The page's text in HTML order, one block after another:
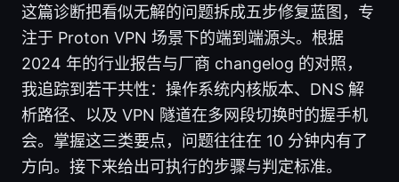
这篇诊断把看似无解的问题拆成五步修复蓝图，专
注于 Proton VPN 场景下的端到端源头。根据
2024 年的行业报告与厂商 changelog 的对照，
我追踪到若干共性：操作系统内核版本、DNS 解
析路径、以及 VPN 隧道在多网段切换时的握手机
会。掌握这三类要点，问题往往在 10 分钟内有了
方向。接下来给出可执行的步骤与判定标准。